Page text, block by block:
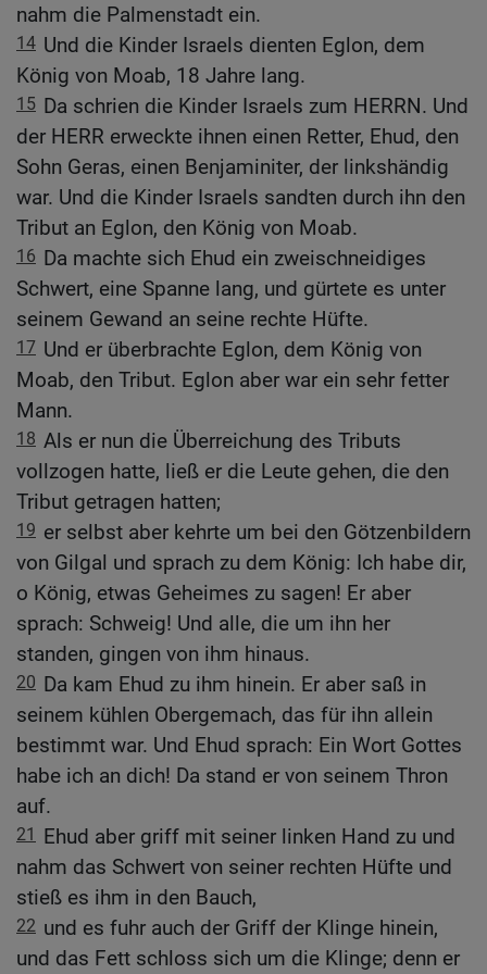
nahm die Palmenstadt ein.
14 Und die Kinder Israels dienten Eglon, dem
König von Moab, 18 Jahre lang.
15 Da schrien die Kinder Israels zum HERRN. Und
der HERR erweckte ihnen einen Retter, Ehud, den
Sohn Geras, einen Benjaminiter, der linkshändig
war. Und die Kinder Israels sandten durch ihn den
Tribut an Eglon, den König von Moab.
16 Da machte sich Ehud ein zweischneidiges
Schwert, eine Spanne lang, und gürtete es unter
seinem Gewand an seine rechte Hüfte.
17 Und er überbrachte Eglon, dem König von
Moab, den Tribut. Eglon aber war ein sehr fetter
Mann.
18 Als er nun die Überreichung des Tributs
vollzogen hatte, ließ er die Leute gehen, die den
Tribut getragen hatten;
19 er selbst aber kehrte um bei den Götzenbildern
von Gilgal und sprach zu dem König: Ich habe dir,
o König, etwas Geheimes zu sagen! Er aber
sprach: Schweig! Und alle, die um ihn her
standen, gingen von ihm hinaus.
20 Da kam Ehud zu ihm hinein. Er aber saß in
seinem kühlen Obergemach, das für ihn allein
bestimmt war. Und Ehud sprach: Ein Wort Gottes
habe ich an dich! Da stand er von seinem Thron
auf.
21 Ehud aber griff mit seiner linken Hand zu und
nahm das Schwert von seiner rechten Hüfte und
stieß es ihm in den Bauch,
22 und es fuhr auch der Griff der Klinge hinein,
und das Fett schloss sich um die Klinge; denn er